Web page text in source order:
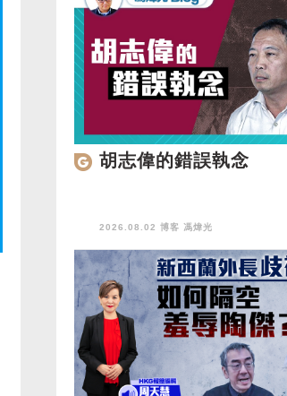
胡志偉的錯誤執念
2026.08.02 博客 馮煒光